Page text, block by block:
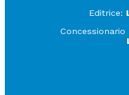
Editrice: